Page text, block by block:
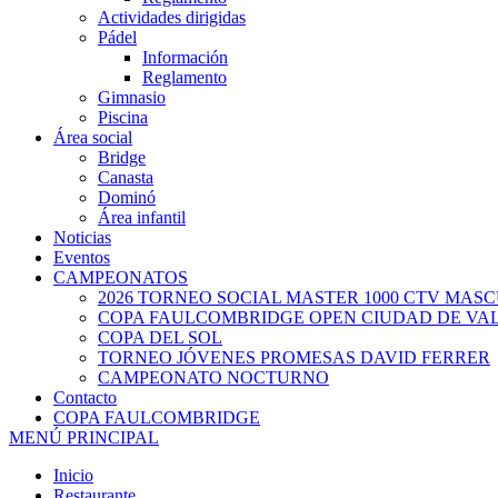
Actividades dirigidas
Pádel
Información
Reglamento
Gimnasio
Piscina
Área social
Bridge
Canasta
Dominó
Área infantil
Noticias
Eventos
CAMPEONATOS
2026 TORNEO SOCIAL MASTER 1000 CTV
COPA FAULCOMBRIDGE OPEN CIUDAD DE
COPA DEL SOL
TORNEO JÓVENES PROMESAS DAVID FERRER
CAMPEONATO NOCTURNO
Contacto
COPA FAULCOMBRIDGE
MENÚ PRINCIPAL
Inicio